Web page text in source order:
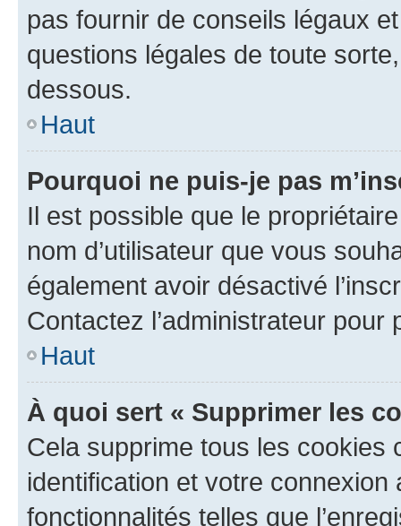
pas fournir de conseils légaux
questions légales de toute
dessous.
Haut
Pourquoi ne puis-je pas
Il est possible que le
nom d’utilisateur que vous
également avoir désactivé
Contactez l’administrateur
Haut
À quoi sert « Supprimer les
Cela supprime tous les cookies
identification et votre
fonctionnalités telles que